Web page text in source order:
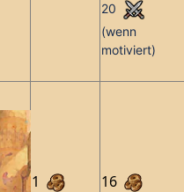
20
(wenn
motiviert)
1 16